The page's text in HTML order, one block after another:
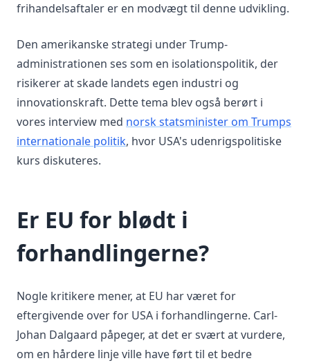
frihandelsaftaler er en modvægt til denne udvikling.
Den amerikanske strategi under Trump-
administrationen ses som en isolationspolitik, der
risikerer at skade landets egen industri og
innovationskraft. Dette tema blev også berørt i
vores interview med norsk statsminister om Trumps
internationale politik, hvor USA's udenrigspolitiske
kurs diskuteres.
Er EU for blødt i
forhandlingerne?
Nogle kritikere mener, at EU har været for
eftergivende over for USA i forhandlingerne. Carl-
Johan Dalgaard påpeger, at det er svært at vurdere,
om en hårdere linje ville have ført til et bedre